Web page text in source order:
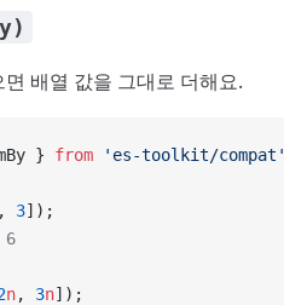
배열 값을 그대로 더해요.
} from 'es-toolkit/compat'
, 3]);
6
n, 3n]);